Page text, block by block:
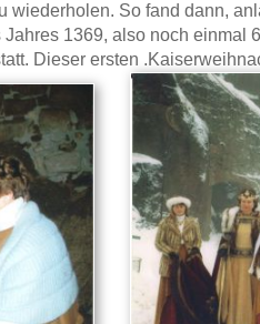
wiederholen. So fand dann,
1369, also noch einmal
Dieser ersten